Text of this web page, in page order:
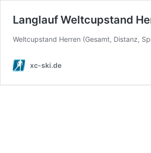
Langlauf Weltcupstand
Weltcupstand Herren (Gesamt, Distanz,
xc-ski.de